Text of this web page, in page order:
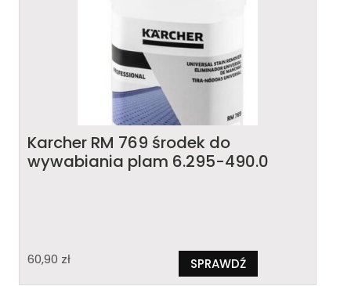
Karcher RM 769 środek do
wywabiania plam 6.295-490.0
60,90 zł SPRAWDŹ